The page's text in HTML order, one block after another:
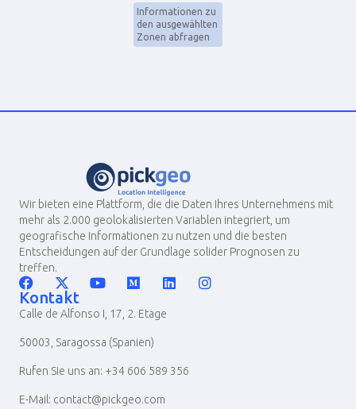
Informationen zu
den ausgewählten
Zonen abfragen
Wir bieten eine Plattform, die die Daten Ihres Unternehmens mit
mehr als 2.000 geolokalisierten Variablen integriert, um
geografische Informationen zu nutzen und die besten
Entscheidungen auf der Grundlage solider Prognosen zu
treffen.
Kontakt
Calle de Alfonso I, 17, 2. Etage
50003, Saragossa (Spanien)
Rufen Sie uns an: +34 606 589 356
E-Mail: contact@pickgeo.com